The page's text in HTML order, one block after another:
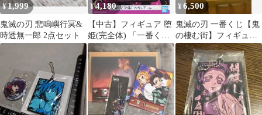
¥1,999
鬼滅の刃 悲鳴嶼行冥&
時透無一郎 2点セット
¥4,180
【中古】フィギュア 堕
姫(完全体) 「一番くじ
鬼滅の刃 ～鬼の棲む街
～ 其ノ弐」 C賞 フィギ
ュア
¥6,500
鬼滅の刃 一番くじ【鬼
の棲む街】フィギュア2
体